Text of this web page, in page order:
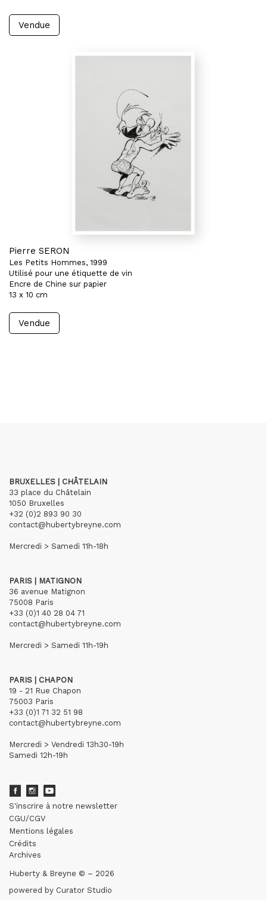
Vendue
Pierre SERON
Les Petits Hommes, 1999
Utilisé pour une étiquette de vin
Encre de Chine sur papier
13 x 10 cm
Vendue
BRUXELLES | CHÂTELAIN
33 place du Châtelain
1050 Bruxelles
+32 (0)2 893 90 30
contact@hubertybreyne.com
Mercredi > Samedi 11h-18h
PARIS | MATIGNON
36 avenue Matignon
75008 Paris
+33 (0)1 40 28 04 71
contact@hubertybreyne.com
Mercredi > Samedi 11h-19h
PARIS | CHAPON
19 - 21 Rue Chapon
75003 Paris
+33 (0)1 71 32 51 98
contact@hubertybreyne.com
Mercredi > Vendredi 13h30-19h
Samedi 12h-19h
S'inscrire à notre newsletter
CGU/CGV
Mentions légales
Crédits
Archives
Huberty & Breyne © – 2026
powered by Curator Studio